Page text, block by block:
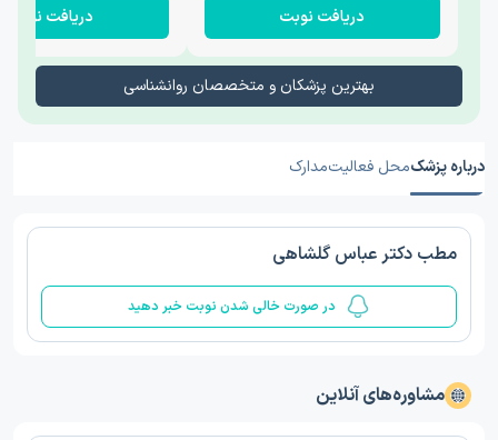
دریافت نوبت دریافت نوبت
بهترین پزشکان و متخصصان روانشناسی
درباره پزشکمحل فعالیتمدارک
مطب دکتر عباس گلشاهی
در صورت خالی شدن نوبت خبر دهید
مشاوره‌های آنلاین